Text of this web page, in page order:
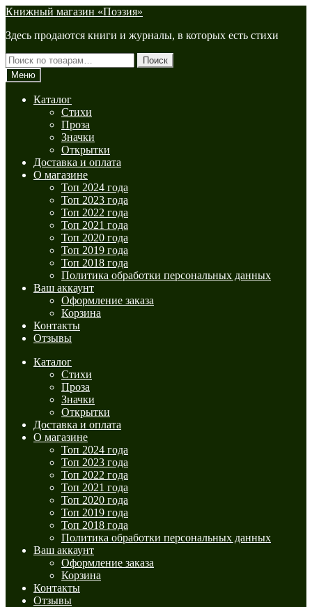
Перейти
навигации
Перейти
содержимому
Книжный магазин «Поэзия»
Здесь продаются книги и журналы, в которых есть стихи
Искать:
Поиск
Меню
Каталог
Стихи
Проза
Значки
Открытки
Доставка и оплата
О магазине
Топ 2024 года
Топ 2023 года
Топ 2022 года
Топ 2021 года
Топ 2020 года
Топ 2019 года
Топ 2018 года
Политика обработки персональных данных
Ваш аккаунт
Оформление заказа
Корзина
Контакты
Отзывы
Каталог
Стихи
Проза
Значки
Открытки
Доставка и оплата
О магазине
Топ 2024 года
Топ 2023 года
Топ 2022 года
Топ 2021 года
Топ 2020 года
Топ 2019 года
Топ 2018 года
Политика обработки персональных данных
Ваш аккаунт
Оформление заказа
Корзина
Контакты
Отзывы